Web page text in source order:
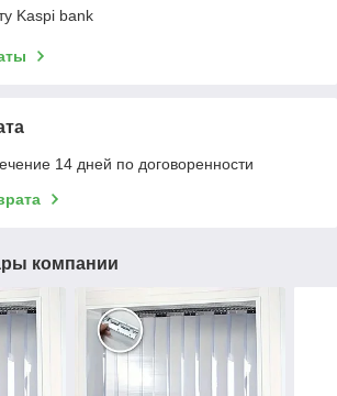
Kaspi bank
14 дней по договоренности
компании